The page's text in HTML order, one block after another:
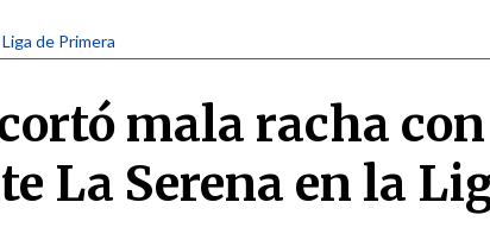
de Primera
mala racha con
La Serena en la